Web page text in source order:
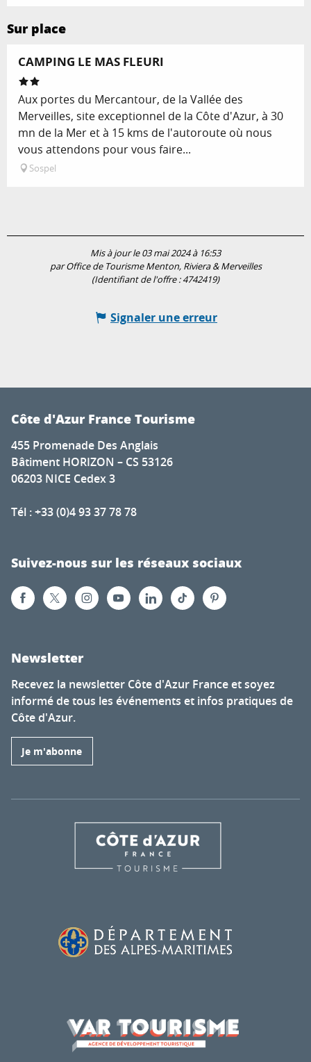
Sur place
CAMPING LE MAS FLEURI
Aux portes du Mercantour, de la Vallée des
Merveilles, site exceptionnel de la Côte d'Azur, à 30
mn de la Mer et à 15 kms de l'autoroute où nous
vous attendons pour vous faire...
Sospel
Mis à jour le 03 mai 2024 à 16:53
par Office de Tourisme Menton, Riviera & Merveilles
(Identifiant de l'offre :4742419)
Signaler une erreur
Côte d'Azur France Tourisme
455 Promenade Des Anglais
Bâtiment HORIZON – CS 53126
06203 NICE Cedex 3
Tél : +33 (0)4 93 37 78 78
Suivez-nous sur les réseaux sociaux
Newsletter
Recevez la newsletter Côte d'Azur France et soyez
informé de tous les événements et infos pratiques de
Côte d'Azur.
Je m'abonne